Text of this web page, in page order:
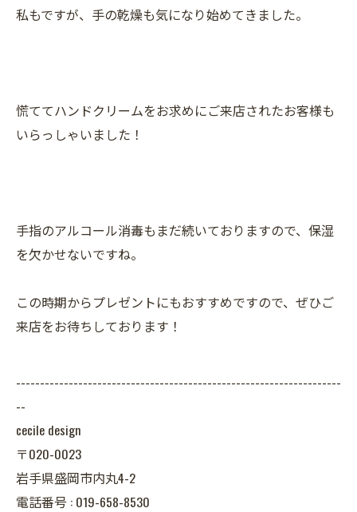
私もですが、手の乾燥も気になり始めてきました。
慌ててハンドクリームをお求めにご来店されたお客様も
いらっしゃいました！
手指のアルコール消毒もまだ続いておりますので、保湿
を欠かせないですね。
この時期からプレゼントにもおすすめですので、ぜひご
来店をお待ちしております！
--------------------------------------------------------------------
--
cecile design
〒020-0023
岩手県盛岡市内丸4-2
電話番号 : 019-658-8530